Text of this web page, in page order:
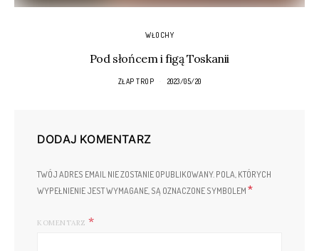
WŁOCHY
Pod słońcem i figą Toskanii
ZŁAP TROP 2023/05/20
DODAJ KOMENTARZ
TWÓJ ADRES EMAIL NIE ZOSTANIE OPUBLIKOWANY. POLA, KTÓRYCH
WYPEŁNIENIE JEST WYMAGANE, SĄ OZNACZONE SYMBOLEM *
KOMENTARZ